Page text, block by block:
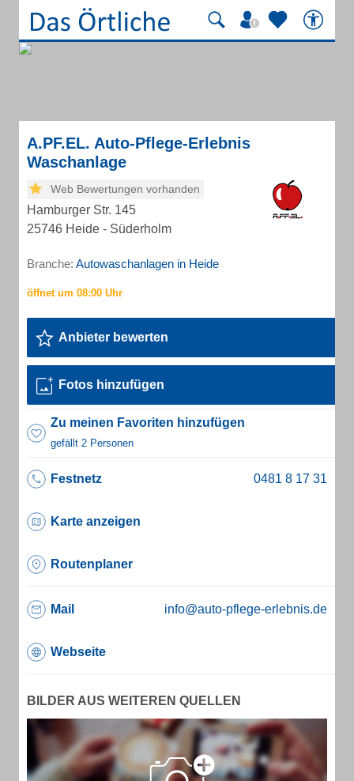
A.PF.EL. Auto-Pflege-Erlebnis
Waschanlage
Web Bewertungen vorhanden
Hamburger Str. 145
25746 Heide - Süderholm
Branche: Autowaschanlagen in Heide
Anbieter bewerten
Fotos hinzufügen
Zu meinen Favoriten hinzufügen
gefällt 2 Personen
Festnetz
Karte anzeigen
Routenplaner
Mail info@auto-pflege-erlebnis.de
Webseite
BILDER AUS WEITEREN QUELLEN